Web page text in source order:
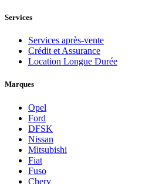
Services
Services après-vente
Crédit et Assurance
Location Longue Durée
Marques
Opel
Ford
DFSK
Nissan
Mitsubishi
Fiat
Fuso
Chery